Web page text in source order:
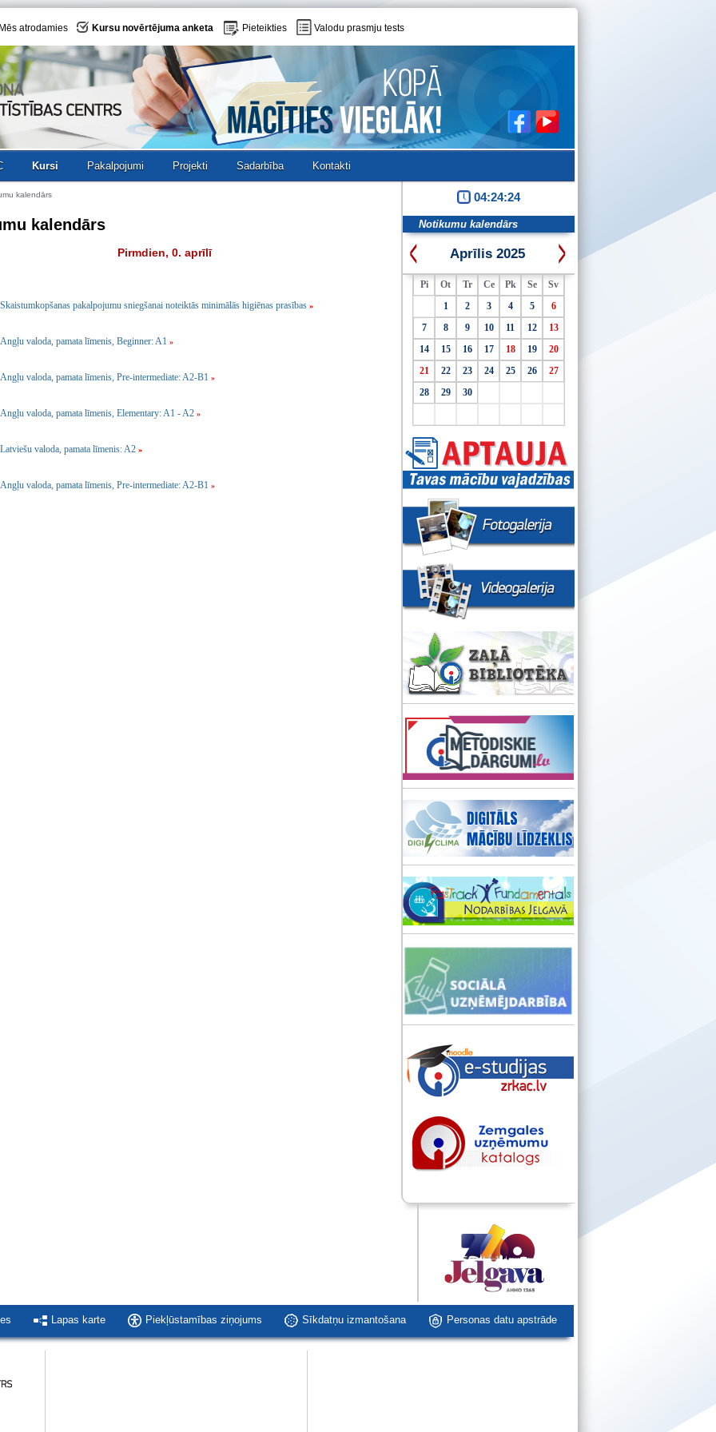
Mēs atrodamies Kursu novērtējuma anketa Pieteikties Valodu prasmju tests
Kursi Pakalpojumi Projekti Sadarbība Kontakti
kalendārs
kalendārs
Pirmdien, 0. aprīlī
Skaistumkopšanas pakalpojumu sniegšanai noteiktās minimālās higiēnas prasības »
Angļu valoda, pamata līmenis, Beginner: A1 »
Angļu valoda, pamata līmenis, Pre-intermediate: A2-B1 »
Angļu valoda, pamata līmenis, Elementary: A1 - A2 »
Latviešu valoda, pamata līmenis: A2 »
Angļu valoda, pamata līmenis, Pre-intermediate: A2-B1 »
04:24:24
Notikumu kalendārs
Aprīlis 2025
Pi Ot Tr Ce Pk Se
Sv
1
2 3 4 5
6
7
8 9 10 11 12
13
14
15 16 17 18 19
20
21
22 23 24 25 26
27
28
29 30
Lapas karte Piekļūstamības ziņojums Sīkdatņu izmantošana Personas datu apstrāde